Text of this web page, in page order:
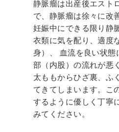
静脈瘤は出産後エスト
で、静脈瘤は徐々に改
妊娠中にできる限り静
衣類に気を配り、適度
身）、
血流を良い状態
部（内股）の流れが悪
太ももからひざ裏、ふ
てきてしまいます。こ
するように優しく丁寧
みてください。